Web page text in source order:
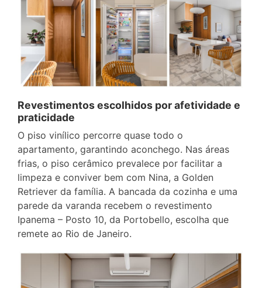
Revestimentos escolhidos por afetividade e
praticidade
O piso vinílico percorre quase todo o
apartamento, garantindo aconchego. Nas áreas
frias, o piso cerâmico prevalece por facilitar a
limpeza e conviver bem com Nina, a Golden
Retriever da família. A bancada da cozinha e uma
parede da varanda recebem o revestimento
Ipanema – Posto 10, da Portobello, escolha que
remete ao Rio de Janeiro.